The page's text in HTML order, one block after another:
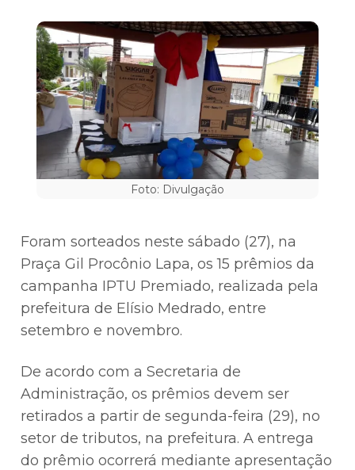
Foto: Divulgação
Foram sorteados neste sábado (27), na
Praça Gil Procônio Lapa, os 15 prêmios da
campanha IPTU Premiado, realizada pela
prefeitura de Elísio Medrado, entre
setembro e novembro.
De acordo com a Secretaria de
Administração, os prêmios devem ser
retirados a partir de segunda-feira (29), no
setor de tributos, na prefeitura. A entrega
do prêmio ocorrerá mediante apresentação